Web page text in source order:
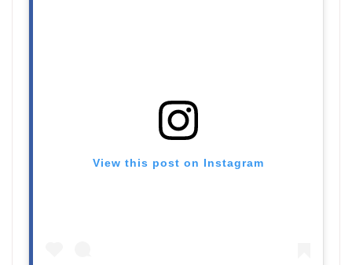
View this post on Instagram